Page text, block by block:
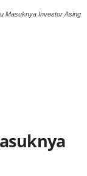
Masuknya Investor Asing